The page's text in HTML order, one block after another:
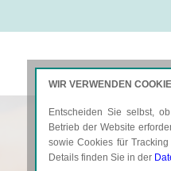
AKTUELLES
WIR VERWENDEN
Entscheiden Sie selbst,
Betrieb der Website
sowie Cookies für
Details finden Sie in der